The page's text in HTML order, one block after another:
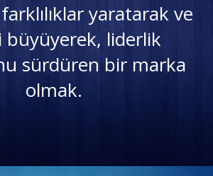
yaratarak ve
büyüyerek, liderlik
sürdüren bir marka
olmak.